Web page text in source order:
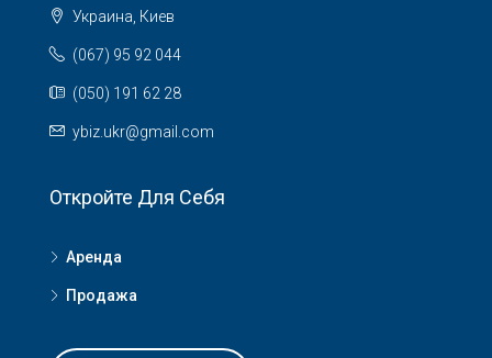
Украина, Киев
(067) 95 92 044
(050) 191 62 28
ybiz.ukr@gmail.com
Откройте Для Себя
Аренда
Продажа